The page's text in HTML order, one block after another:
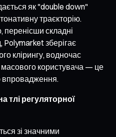
як "double down"
траєкторію.
складні
Polymarket зберігає
клірингу, водночас
користувача — це
тлі регуляторної
зі значними